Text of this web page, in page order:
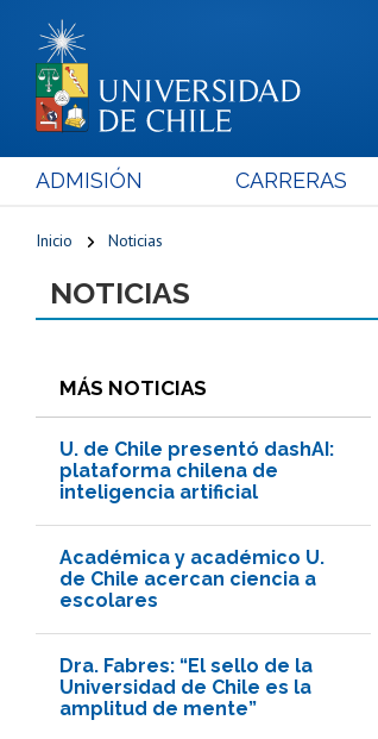
ADMISIÓN CARRERAS
Inicio Noticias
NOTICIAS
MÁS NOTICIAS
U. de Chile presentó dashAI:
plataforma chilena de
inteligencia artificial
Académica y académico U.
de Chile acercan ciencia a
escolares
Dra. Fabres: “El sello de la
Universidad de Chile es la
amplitud de mente”